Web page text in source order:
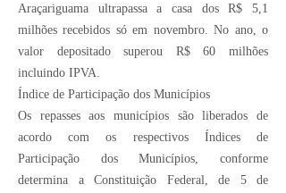
Araçariguama ultrapassa a casa dos R$ 5,1
milhões recebidos só em novembro. No ano, o
valor depositado superou R$ 60 milhões
incluindo IPVA.
Índice de Participação dos Municípios
Os repasses aos municípios são liberados de
acordo com os respectivos Índices de
Participação dos Municípios, conforme
determina a Constituição Federal, de 5 de